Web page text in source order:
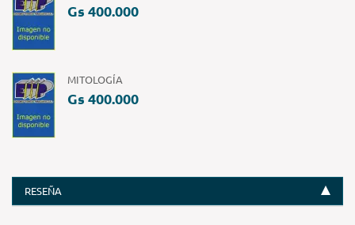
Gs 400.000
MITOLOGÍA
Gs 400.000
RESEÑA